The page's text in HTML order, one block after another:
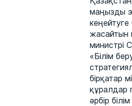
маңызды
жасайтын
министрі
«Білім
бірқатар
құралдар
әрбір